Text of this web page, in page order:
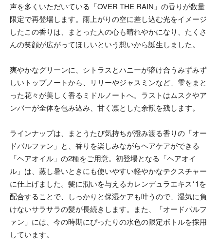
声を多くいただいている「OVER THE RAIN」の香りが数量
限定で再登場します。雨上がりの空に差し込む光をイメージ
したこの香りは、まとった人の心も晴れやかになり、たくさ
んの笑顔が広がってほしいという想いから誕生しました。
爽やかなグリーンに、シトラスとハニーが溶け合うみずみず
しいトップノートから、リリーやジャスミンなど、雫をまと
った花々が美しく香るミドルノートへ。ラストはムスクやア
ンバーが全体を包み込み、甘く凛とした余韻を残します。
ラインナップは、まとうたび気持ちが澄み渡る香りの「オー
ドパルファン」と、香りを楽しみながらヘアケアができる
「ヘアオイル」の2種をご用意。初登場となる「ヘアオイ
ル」は、蒸し暑いときにも使いやすい軽やかなテクスチャー
に仕上げました。髪に潤いを与えるカレンデュラエキス*1を
配合することで、しっかりと保湿ケアも叶うので、湿気に負
けないサラサラの髪が長続きします。また、「オードパルフ
ァン」には、今の時期にぴったりの水色の限定ボトルを採用
しています。